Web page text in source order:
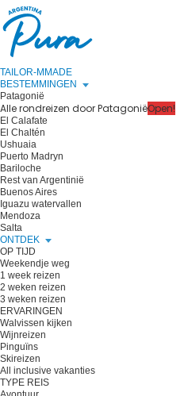
TAILOR-MMADE
BESTEMMINGEN
Patagonië
Alle rondreizen door PatagoniëOpen!
El Calafate
El Chaltén
Ushuaia
Puerto Madryn
Bariloche
Rest van Argentinië
Buenos Aires
Iguazu watervallen
Mendoza
Salta
ONTDEK
OP TIJD
Weekendje weg
1 week reizen
2 weken reizen
3 weken reizen
ERVARINGEN
Walvissen kijken
Wijnreizen
Pinguïns
Skireizen
All inclusive vakanties
TYPE REIS